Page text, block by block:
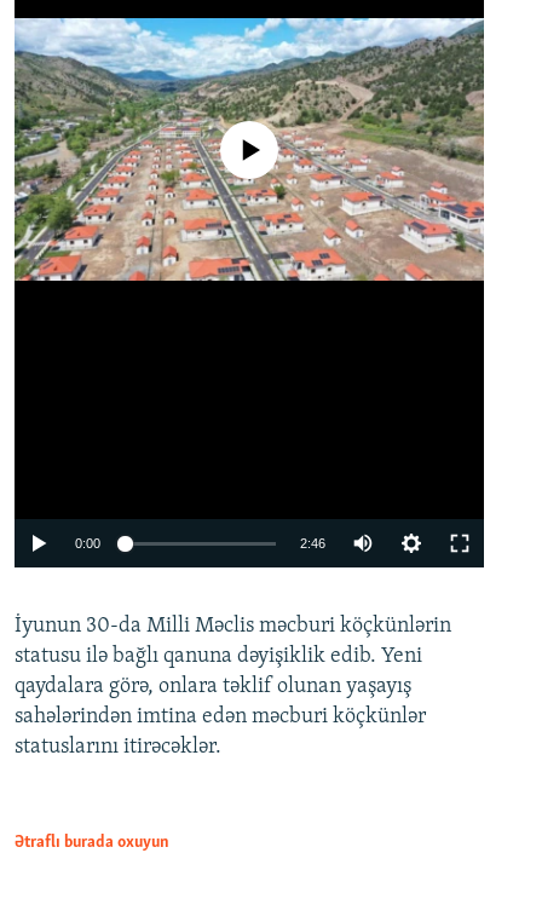
No media source currently available
0:00 2:46
360p
480p
720p
İyunun 30-da Milli Məclis məcburi köçkünlərin
statusu ilə bağlı qanuna dəyişiklik edib. Yeni
qaydalara görə, onlara təklif olunan yaşayış
sahələrindən imtina edən məcburi köçkünlər
statuslarını itirəcəklər.
Ətraflı burada oxuyun